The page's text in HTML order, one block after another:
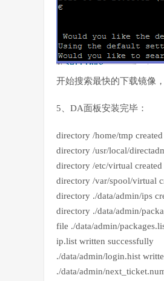
开始搜索最快的下载镜像
5、DA面板安装完毕：
directory /home/tmp created
directory /usr/local/
directory /etc/virtual created
directory /var/spool/virtual
directory ./data/admin/ips
directory ./data/admin/
file ./data/admin/
ip.list written successfully
./data/admin/login.hist
./data/admin/